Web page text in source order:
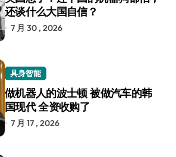
还谈什么大国自信？
7 月 30 , 2026
具身智能
做机器人的波士顿 被做汽车的韩
国现代 全资收购了
7 月 17 , 2026